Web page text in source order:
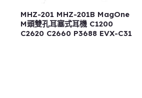
MHZ-201 MHZ-201B MagOne
M頭雙孔耳塞式耳機 C1200
C2620 C2660 P3688 EVX-C31